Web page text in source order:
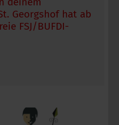
Georgshof hat ab
FSJ/BUFDI-